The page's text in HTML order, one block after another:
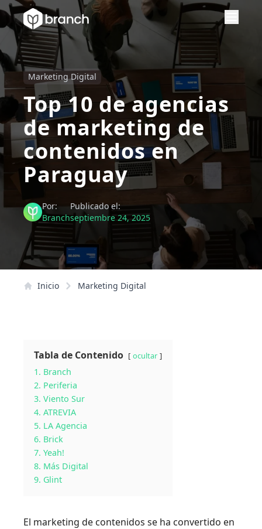
Marketing Digital
Top 10 de agencias
de marketing de
contenidos en
Paraguay
Por:
Branch
Publicado el:
septiembre 24, 2025
Inicio Marketing Digital
Tabla de Contenido ocultar
1. Branch
2. Periferia
3. Viento Sur
4. ATREVIA
5. LA Agencia
6. Brick
7. Yeah!
8. Más Digital
9. Glint
El marketing de contenidos se ha convertido en